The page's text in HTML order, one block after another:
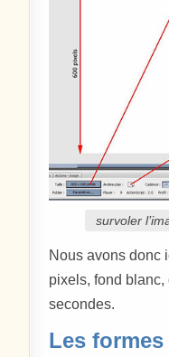
survoler
Nous avons donc
pixels, fond
secondes.
Les